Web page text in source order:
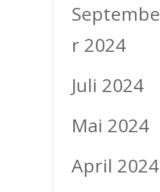
Septembe
r 2024
Juli 2024
Mai 2024
April 2024